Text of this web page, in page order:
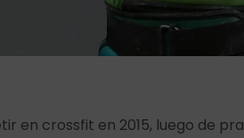
en crossfit en 2015, luego de